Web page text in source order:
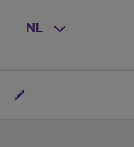
NL